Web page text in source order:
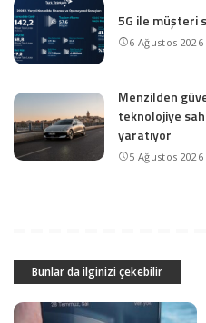
5G ile müşteri
6 Ağustos 2026
Menzilden
teknolojiye
yaratıyor
5 Ağustos 2026
Bunlar da ilginizi çekebilir